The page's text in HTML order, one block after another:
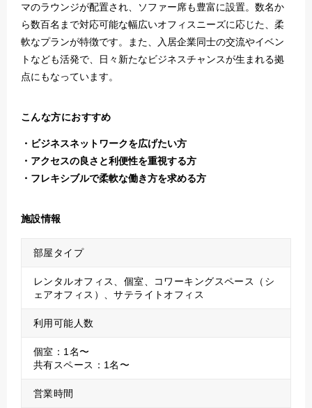
マのラウンジが配置され、ソファー席も豊富に設置。数名か
ら数百名まで対応可能な幅広いオフィスニーズに応じた、柔
軟なプランが特徴です。また、入居企業同士の交流やイベン
トなども活発で、日々新たなビジネスチャンスが生まれる拠
点にもなっています。
こんな方におすすめ
ビジネスネットワークを広げたい方
アクセスの良さと利便性を重視する方
フレキシブルで柔軟な働き方を求める方
施設情報
部屋タイプ
レンタルオフィス、個室、コワーキングスペース（シ
ェアオフィス）、サテライトオフィス
利用可能人数
個室：1名〜
共有スペース：1名〜
営業時間